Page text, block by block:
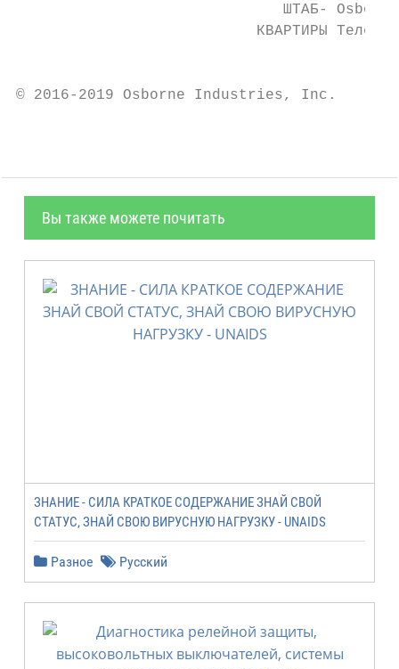
ШТАБ-
КВАРТИРЫ
© 2016-2019 Osborne Industries,
Вы также можете почитать
ЗНАНИЕ - СИЛА КРАТКОЕ СОДЕРЖАНИЕ ЗНАЙ СВОЙ
СТАТУС, ЗНАЙ СВОЮ ВИРУСНУЮ НАГРУЗКУ - UNAIDS
Разное Русский